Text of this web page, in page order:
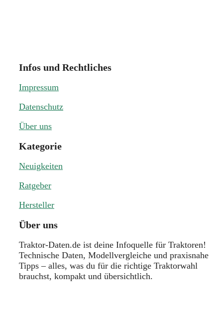
Infos und Rechtliches
Impressum
Datenschutz
Über uns
Kategorie
Neuigkeiten
Ratgeber
Hersteller
Über uns
Traktor-Daten.de ist deine Infoquelle für Traktoren!
Technische Daten, Modellvergleiche und praxisnahe
Tipps – alles, was du für die richtige Traktorwahl
brauchst, kompakt und übersichtlich.